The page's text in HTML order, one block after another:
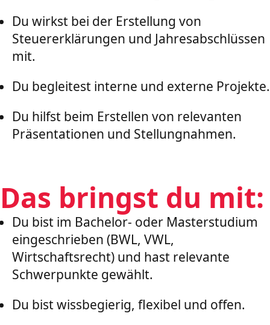
Du wirkst bei der Erstellung von
Steuererklärungen und Jahresabschlüssen
mit.
Du begleitest interne und externe Projekte.
Du hilfst beim Erstellen von relevanten
Präsentationen und Stellungnahmen.
Das bringst du mit:
Du bist im Bachelor- oder Masterstudium
eingeschrieben (BWL, VWL,
Wirtschaftsrecht) und hast relevante
Schwerpunkte gewählt.
Du bist wissbegierig, flexibel und offen.